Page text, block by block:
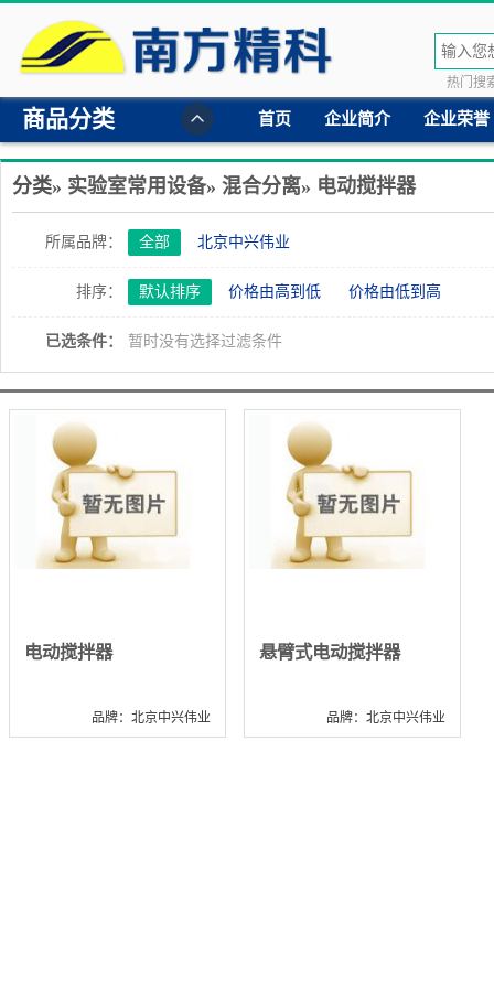
热门搜
商品分类 首页 企业简介 企业荣誉
分类» 实验室常用设备» 混合分离» 电动搅拌器
所属品牌： 全部 北京中兴伟业
排序： 默认排序 价格由高到低 价格由低到高
已选条件： 暂时没有选择过滤条件
电动搅拌器
品牌：北京中兴伟业
悬臂式电动搅拌器
品牌：北京中兴伟业